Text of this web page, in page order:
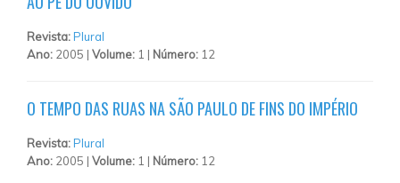
Revista:Plural
Ano: 2005 | Volume: 1 | Número: 12
O TEMPO DAS RUAS NA SÃO PAULO DE FINS DO IMPÉRIO
Revista:Plural
Ano: 2005 | Volume: 1 | Número: 12